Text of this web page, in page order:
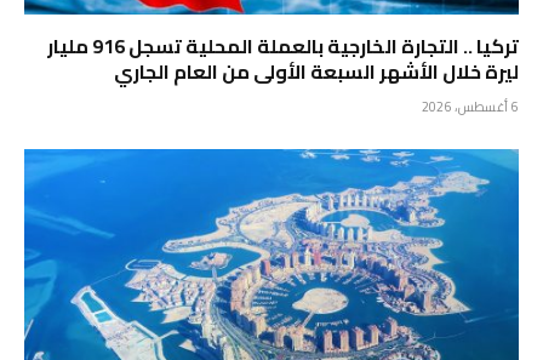
تركيا .. التجارة الخارجية بالعملة المحلية تسجل 916 مليار
ليرة خلال الأشهر السبعة الأولى من العام الجاري
6 أغسطس، 2026